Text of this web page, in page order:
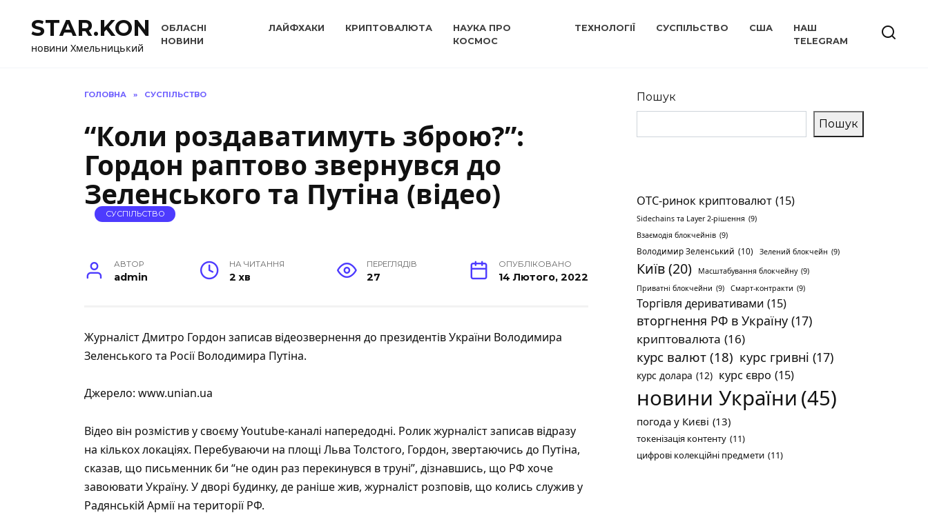
вмістуSTAR.KON
новини Хмельницький
ОБЛАСНІ
НОВИНИ
ЛАЙФХАКИ КРИПТОВАЛЮТА
НАУКА ПРО
КОСМОС
ТЕХНОЛОГІЇ СУСПІЛЬСТВО США
НАШ
TELEGRAM
ГОЛОВНА » СУСПІЛЬСТВО
“Коли роздаватимуть зброю?”:
Гордон раптово звернувся до
Зеленського та Путіна (відео)
СУСПІЛЬСТВО
АВТОР
admin
НА ЧИТАННЯ
2 хв
ПЕРЕГЛЯДІВ
27
ОПУБЛІКОВАНО
14 Лютого, 2022
Журналіст Дмитро Гордон записав відеозвернення до президентів України Володимира
Зеленського та Росії Володимира Путіна.
Джерело: www.unian.ua
Відео він розмістив у своємуYoutube-каналі напередодні. Ролик журналіст записав відразу
на кількох локаціях. Перебуваючи на площі Льва Толстого, Гордон, звертаючись до Путіна,
сказав, що письменник би “не один раз перекинувся в труні”, дізнавшись, що РФ хоче
завоювати Україну. У дворі будинку, де раніше жив, журналіст розповів, що колись служив у
Радянській Армії на території РФ.
Пошук
Пошук
OTC-ринок криптовалют (15)
Sidechains та Layer 2-рішення (9)
Взаємодія блокчейнів (9)
Володимир Зеленський (10) Зелений блокчейн (9)
Київ(20) Масштабування блокчейну (9)
Приватні блокчейни (9) Смарт-контракти (9)
Торгівля деривативами (15)
вторгнення РФ в Україну (17)
криптовалюта (16)
курс валют (18) курс гривні (17)
курс долара (12) курс євро (15)
новини України (45)
погода у Києві (13)
токенізація контенту (11)
цифрові колекційні предмети (11)